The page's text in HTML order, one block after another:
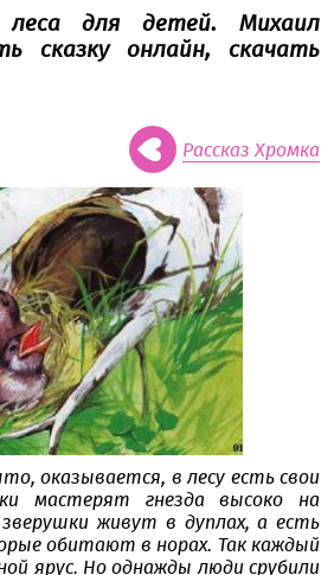
леса для детей. Михаил
сказку онлайн, скачать
Рассказ Хромка
оказывается, в лесу есть свои
мастерят гнезда высоко на
живут в дуплах, а есть
обитают в норах. Так каждый
ярус. Но однажды люди срубили